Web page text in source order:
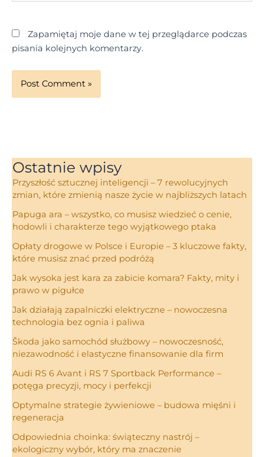
Zapamiętaj moje dane w tej przeglądarce podczas
pisania kolejnych komentarzy.
Ostatnie wpisy
Przyszłość sztucznej inteligencji – 7 rewolucyjnych
zmian, które zmienią nasze życie w najbliższych latach
Papuga ara – wszystko, co musisz wiedzieć o cenie,
hodowli i charakterze tego wyjątkowego ptaka
Opłaty drogowe w Polsce i Europie – 3 kluczowe fakty,
które musisz znać przed podróżą
Jak wysoka jest kara za zabicie komara? Fakty, mity i
prawo w pigułce
Jak działają zapalniczki elektryczne – nowoczesna
technologia bez ognia i paliwa
Škoda jako samochód służbowy – nowoczesność,
niezawodność i elastyczne finansowanie dla firm
Audi RS 6 Avant i RS 7 Sportback Performance –
potęga precyzji, mocy i perfekcji
Optymalne strategie żywieniowe – budowa mięśni i
regeneracja
Odpowiednia choinka: świąteczny nastrój –
ekologiczny wybór, który ma znaczenie